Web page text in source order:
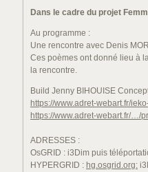
Dans le cadre du projet
Au programme :
Une rencontre avec Denis
Ces poèmes ont donné lieu à
la rencontre.
Build Jenny BIHOUISE
https://www.adret-webart.fr/
https://www.adret-webart.fr/…/
ADRESSES :
OsGRID : i3Dim puis
HYPERGRID : hg.osgrid.org: